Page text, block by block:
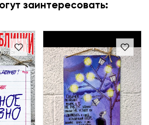
заинтересовать: